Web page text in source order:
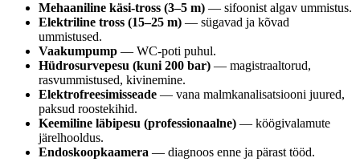
Mehaaniline käsi-tross (3–5 m) — sifoonist algav ummistus.
Elektriline tross (15–25 m) — sügavad ja kõvad
ummistused.
Vaakumpump — WC-poti puhul.
Hüdrosurvepesu (kuni 200 bar) — magistraaltorud,
rasvummistused, kivinemine.
Elektrofreesimisseade — vana malmkanalisatsiooni juured,
paksud roostekihid.
Keemiline läbipesu (professionaalne) — köögivalamute
järelhooldus.
Endoskoopkaamera — diagnoos enne ja pärast tööd.